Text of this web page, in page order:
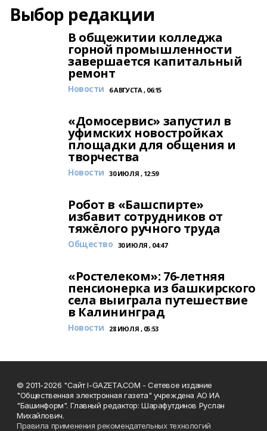
Выбор редакции
В общежитии колледжа
горной промышленности
завершается капитальный
ремонт
Новости 6 АВГУСТА , 06:15
«Домосервис» запустил в
уфимских новостройках
площадки для общения и
творчества
Новости 30 ИЮЛЯ , 12:59
Робот в «Башспирте»
избавит сотрудников от
тяжёлого ручного труда
Общество 30 ИЮЛЯ , 04:47
«Ростелеком»: 76-летняя
пенсионерка из башкирского
села выиграла путешествие
в Калининград
Новости 28 ИЮЛЯ , 05:53
© 2011-2026 "Сайт I-GAZETA.COM - Сетевое издание
"Общественная электронная газета" учреждена АО ИА
"Башинформ". Главный редактор: Шарафутдинов Руслан
Михайлович.
Правила применения рекомендательных технологий